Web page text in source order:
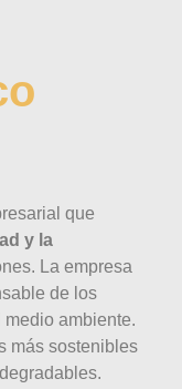
que
y la
La empresa
de los
ambiente.
más sostenibles